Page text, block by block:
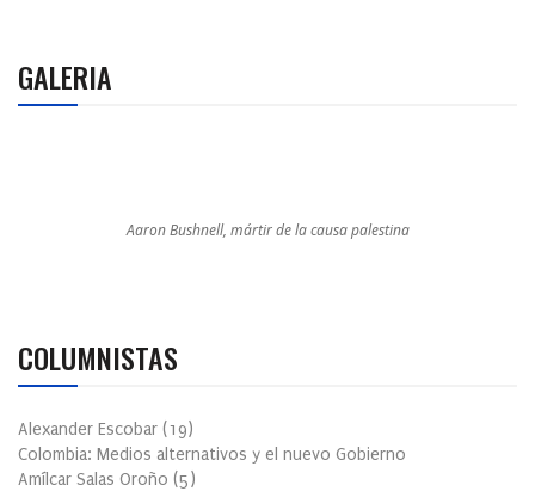
GALERIA
Aaron Bushnell, mártir de la causa palestina
COLUMNISTAS
Alexander Escobar (19)
Colombia: Medios alternativos y el nuevo Gobierno
Amílcar Salas Oroño (5)